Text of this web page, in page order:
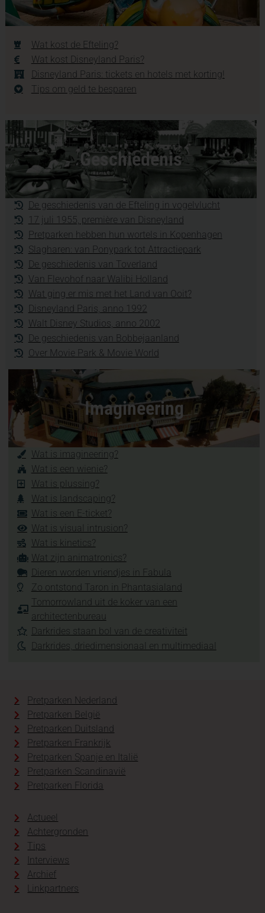
Wat kost de Efteling?
Wat kost Disneyland Paris?
Disneyland Paris: tickets en hotels met korting!
Tips om geld te besparen
Geschiedenis
De geschiedenis van de Efteling in vogelvlucht
17 juli 1955, première van Disneyland
Pretparken hebben hun wortels in Kopenhagen
Slagharen: van Ponypark tot Attractiepark
De geschiedenis van Toverland
Van Flevohof naar Walibi Holland
Wat ging er mis met het Land van Ooit?
Disneyland Paris, anno 1992
Walt Disney Studios, anno 2002
De geschiedenis van Bobbejaanland
Over Movie Park & Movie World
Imagineering
Wat is imagineering?
Wat is een wienie?
Wat is plussing?
Wat is landscaping?
Wat is een E-ticket?
Wat is visual intrusion?
Wat is kinetics?
Wat zijn animatronics?
Dieren worden vriendjes in Fabula
Zo ontstond Taron in Phantasialand
Tomorrowland uit de koker van een
architectenbureau
Darkrides staan bol van de creativiteit
Darkrides, driedimensionaal en multimediaal
Pretparken Nederland
Pretparken België
Pretparken Duitsland
Pretparken Frankrijk
Pretparken Spanje en Italië
Pretparken Scandinavië
Pretparken Florida
Actueel
Achtergronden
Tips
Interviews
Archief
Linkpartners